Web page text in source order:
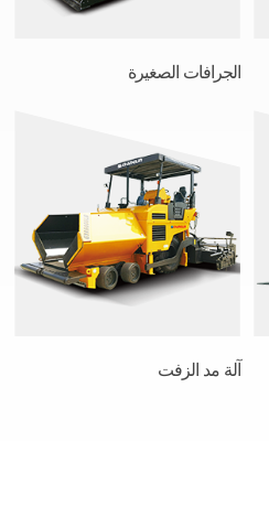
الجرافات الصغيرة
آلة مد الزفت